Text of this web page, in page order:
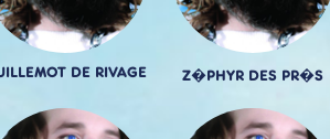
DE RIVAGE Z�PHYR DES PR�S